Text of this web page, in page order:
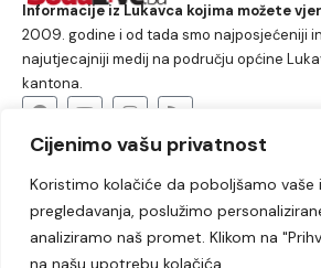
Cijenimo vašu privatnost
Koristimo kolačiće da poboljšamo vaše
pregledavanja, poslužimo
analiziramo naš promet. Klikom na
na našu upotrebu kolačića.
Informacije iz Lukavca kojima možete
2009. godine i od tada smo najposjećeniji
najutjecajniji medij na području općine
kantona.
Lukavac Društvo Crna hronika
Kultura
Kolumne Slobodno